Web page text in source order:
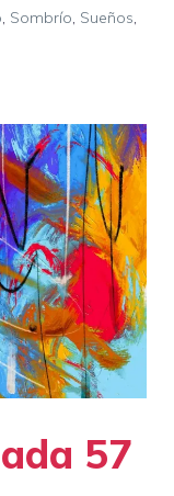
, Sombrío, Sueños,
57